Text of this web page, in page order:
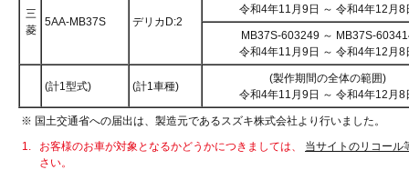
三
菱
5AA-MB37S デリカD:2
令和4年11月9日 ～ 令和4年12月8
MB37S-603249 ～ MB37S-
令和4年11月9日 ～ 令和4年12月8
(計1型式) (計1車種)
(製作期間の全体の範囲)
令和4年11月9日 ～ 令和4年12月8
※ 国土交通省への届出は、製造元であるスズキ株式会社より行いました。
1.
お客様のお車が対象となるかどうかにつきましては、 当サイトのリコール
さい。